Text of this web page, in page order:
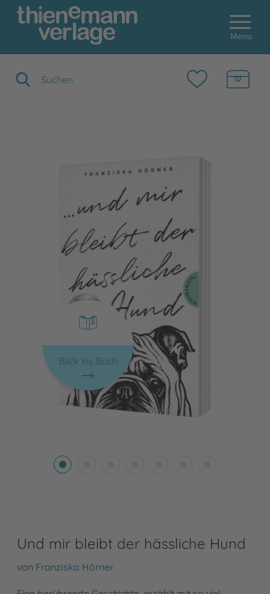
Menu
Blick ins Buch
Und mir bleibt der hässliche Hund
von Franziska Hörner